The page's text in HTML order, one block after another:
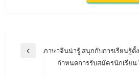
แนะแนว
Previousภาษาจีนน่ารู้ สนุกกับการเรียนรู้ตั้
กำหนดการรับสมัครนักเรียน